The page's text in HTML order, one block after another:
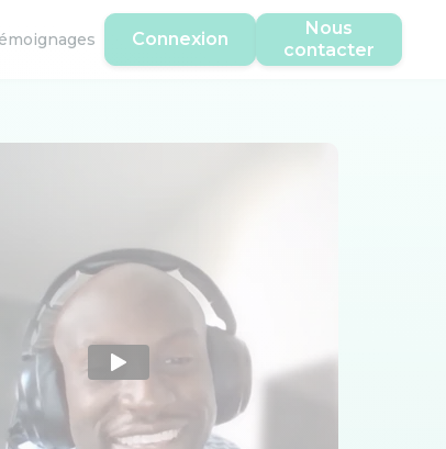
Connexion
Nous
contacter